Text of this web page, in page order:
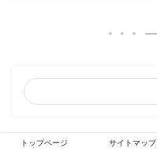
トップページ サイトマップ